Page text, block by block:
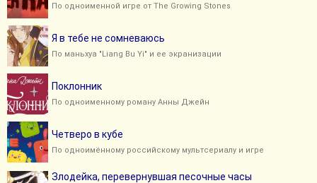
По одноименной игре от The Growing Stones
Я в тебе не сомневаюсь
По маньхуа "Liang Bu Yi" и ее экранизации
Поклонник
По одноименному роману Анны Джейн
Четверо в кубе
По одноимённому российскому мультсериалу и игре
Злодейка, перевернувшая песочные часы